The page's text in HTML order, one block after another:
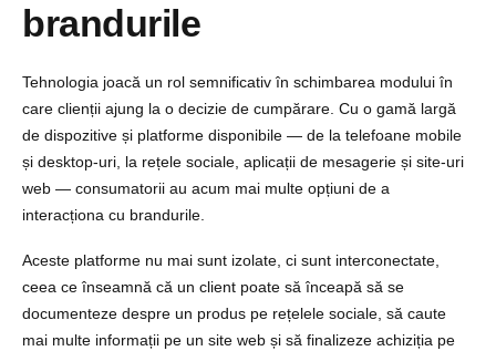
brandurile
Tehnologia joacă un rol semnificativ în schimbarea modului în
care clienții ajung la o decizie de cumpărare. Cu o gamă largă
de dispozitive și platforme disponibile — de la telefoane mobile
și desktop-uri, la rețele sociale, aplicații de mesagerie și site-uri
web — consumatorii au acum mai multe opțiuni de a
interacționa cu brandurile.
Aceste platforme nu mai sunt izolate, ci sunt interconectate,
ceea ce înseamnă că un client poate să înceapă să se
documenteze despre un produs pe rețelele sociale, să caute
mai multe informații pe un site web și să finalizeze achiziția pe